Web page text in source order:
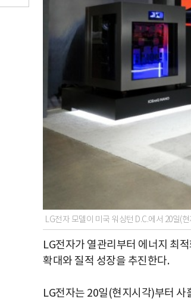
LG전자 모델이 미국 워싱턴 D.C.에서 20일(
LG전자가 열관리부터 에너지 최
확대와 질적 성장을 추진한다.
LG전자는 20일(현지시각)부터 사